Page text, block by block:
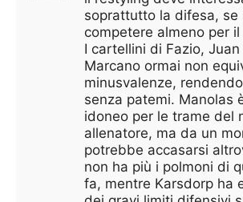
soprattutto la difesa, se
competere almeno per
I cartellini di Fazio, Juan
Marcano ormai non
minusvalenze,
senza patemi. Manolas
idoneo per le trame del
allenatore, ma da un
potrebbe accasarsi
non ha più i polmoni di
fa, mentre Karsdorp ha